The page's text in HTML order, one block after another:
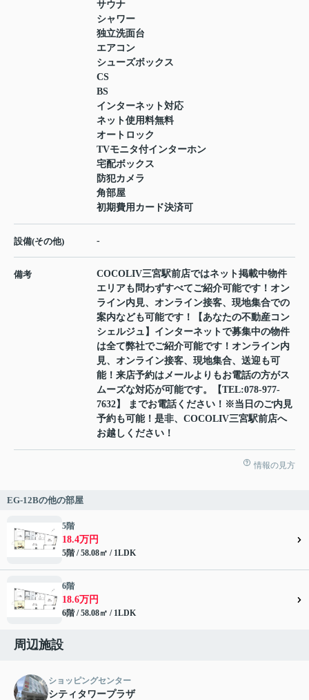
サウナ
シャワー
独立洗面台
エアコン
シューズボックス
CS
BS
インターネット対応
ネット使用料無料
オートロック
TVモニタ付インターホン
宅配ボックス
防犯カメラ
角部屋
初期費用カード決済可
設備(その他) -
備考
COCOLIV三宮駅前店ではネット掲載中物件
エリアも問わずすべてご紹介可能です！オン
ライン内見、オンライン接客、現地集合での
案内なども可能です！【あなたの不動産コン
シェルジュ】インターネットで募集中の物件
は全て弊社でご紹介可能です！オンライン内
見、オンライン接客、現地集合、送迎も可
能！来店予約はメールよりもお電話の方がス
ムーズな対応が可能です。【TEL:078-977-
7632】 までお電話ください！※当日のご内見
予約も可能！是非、COCOLIV三宮駅前店へ
お越しください！
情報の見方
EG-12Bの他の部屋
5階
18.4万円
5階 / 58.08㎡ / 1LDK
6階
18.6万円
6階 / 58.08㎡ / 1LDK
周辺施設
ショッピングセンター
シティタワープラザ